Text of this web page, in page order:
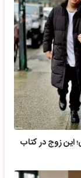
این زوج در کتاب